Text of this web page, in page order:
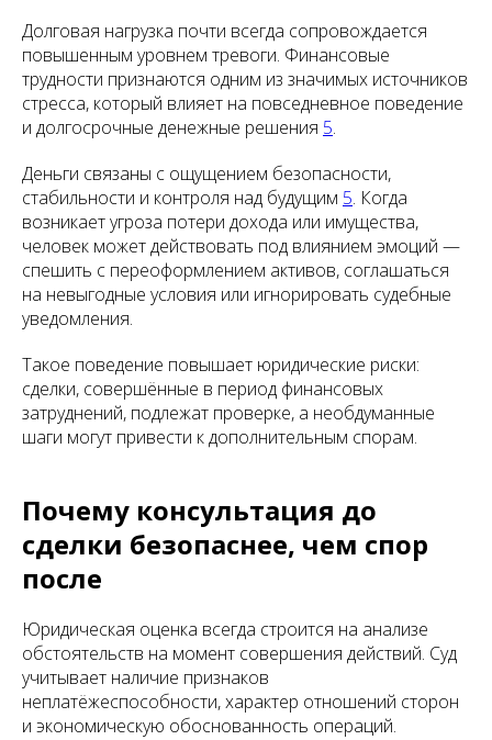
Долговая нагрузка почти всегда сопровождается
повышенным уровнем тревоги. Финансовые
трудности признаются одним из значимых источников
стресса, который влияет на повседневное поведение
и долгосрочные денежные решения 5.
Деньги связаны с ощущением безопасности,
стабильности и контроля над будущим 5. Когда
возникает угроза потери дохода или имущества,
человек может действовать под влиянием эмоций —
спешить с переоформлением активов, соглашаться
на невыгодные условия или игнорировать судебные
уведомления.
Такое поведение повышает юридические риски:
сделки, совершённые в период финансовых
затруднений, подлежат проверке, а необдуманные
шаги могут привести к дополнительным спорам.
Почему консультация до
сделки безопаснее, чем спор
после
Юридическая оценка всегда строится на анализе
обстоятельств на момент совершения действий. Суд
учитывает наличие признаков
неплатёжеспособности, характер отношений сторон
и экономическую обоснованность операций.